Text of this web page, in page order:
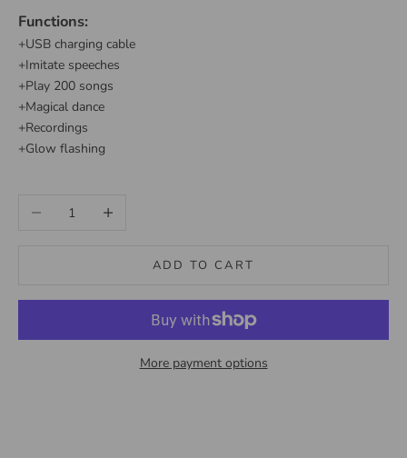
Functions:
+USB charging cable
+Imitate speeches
+Play 200 songs
+Magical dance
+Recordings
+Glow flashing
Decrease quantityIncrease quantity
ADD TO CART
More payment options